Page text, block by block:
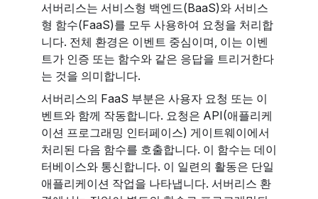
서버리스는 서비스형 백엔드(BaaS)와 서비스
형 함수(FaaS)를 모두 사용하여 요청을 처리합
니다. 전체 환경은 이벤트 중심이며, 이는 이벤
트가 인증 또는 함수와 같은 응답을 트리거한다
는 것을 의미합니다.
서버리스의 FaaS 부분은 사용자 요청 또는 이
벤트와 함께 작동합니다. 요청은 API(애플리케
이션 프로그래밍 인터페이스) 게이트웨이에서
처리된 다음 함수를 호출합니다. 이 함수는 데이
터베이스와 통신합니다. 이 일련의 활동은 단일
애플리케이션 작업을 나타냅니다. 서버리스 환